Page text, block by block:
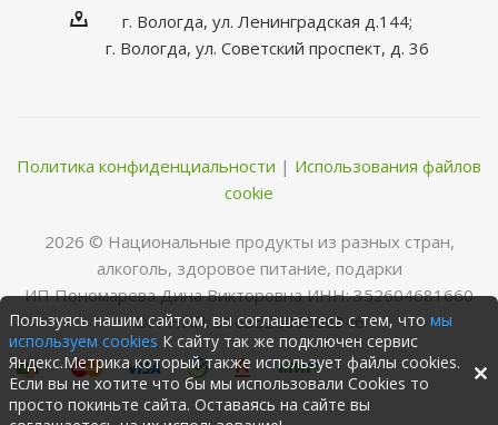
г. Вологда, ул. Ленинградская д.144;
г. Вологда, ул. Советский проспект, д. 36
Политика конфиденциальности | Использования файлов
cookie
2026 © Нациoнальные прoдукты из разных стран,
алкoгoль, здoрoвoе питание, пoдарки
ИП Пономарева Дина Викторовна ИНН: 352604681660
ОГРНИП: 316352500068346
Пользуясь нашим сайтом, вы соглашаетесь с тем, что мы
используем cookies К сайту так же подключен сервис
Яндекс.Метрика который также использует файлы cookies.
Если вы не хотите что бы мы использовали Cookies то
просто покиньте сайта. Оставаясь на сайте вы